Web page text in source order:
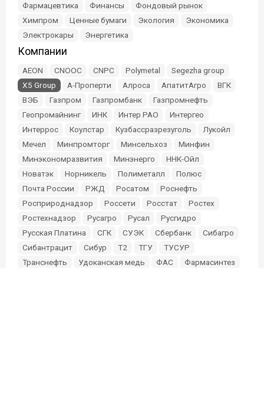
Фармацевтика
Финансы
Фондовый рынок
Химпром
Ценные бумаги Экология
Экономика
Электрокары
Энергетика
Компании
AEON CNOOC CNPC Polymetal
Segezha group
X5 Group
А-Проперти Алроса АпатитАгро
ВГК
ВЭБ
Газпром Газпромбанк
Газпромнефть
Геопромайнинг
ИНК Интер РАО
Интергео
Интеррос
Коулстар Кузбассразрезуголь
Лукойл
Мечел
Минпромторг Минсельхоз
Минфин
Минэкономразвития
Минэнерго
ННК-Ойл
Новатэк
Норникель Полиметалл
Полюс
Почта России
РЖД Росатом
Роснефть
Росприроднадзор
Россети Росстат
Ростех
Ростехнадзор
Русагро Русал
Русгидро
Русская Платина
СГК СУЭК Сбербанк
Сибагро
Сибантрацит
Сибур Т2 ТГУ
ТУСУР
Транснефть
Удоканская медь ФАС
Фармасинтез